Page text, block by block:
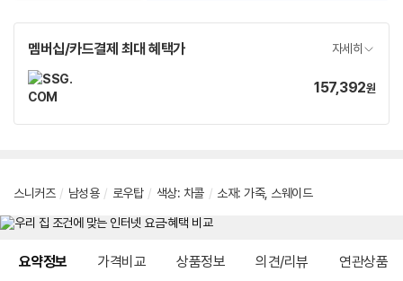
멤버십/카드결제 최대 혜택가 자세히
가
157,392원
스니커즈 / 남성용 / 로우탑 / 색상: 차콜 / 소재: 가죽, 스웨이드
요약정보 가격비교 상품정보 의견/리뷰 연관상품